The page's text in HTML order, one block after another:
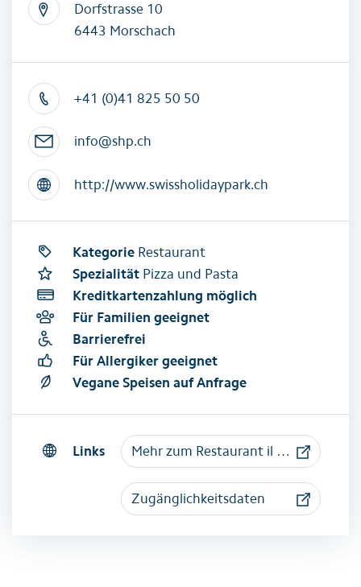
Dorfstrasse 10
6443 Morschach
+41 (0)41 825 50 50
info@shp.ch
http://www.swissholidaypark.ch
Kategorie Restaurant
Spezialität Pizza und Pasta
Kreditkartenzahlung möglich
Für Familien geeignet
Barrierefrei
Für Allergiker geeignet
Vegane Speisen auf Anfrage
Links Mehr zum Restaurant il Gusto
Zugänglichkeitsdaten